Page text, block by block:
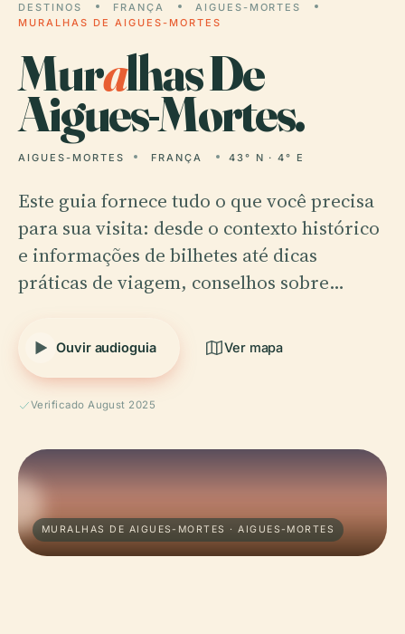
DESTINOS FRANÇA
AIGUES-MORTES
MURALHAS DE AIGUES-MORTES
Muralhas De
Aigues-Mortes.
AIGUES-MORTES FRANÇA 43° N · 4° E
Este guia fornece tudo o que você precisa
para sua visita: desde o contexto histórico
e informações de bilhetes até dicas
práticas de viagem, conselhos sobre…
Ouvir audioguia Ver mapa
Verificado August 2025
MURALHAS DE AIGUES-MORTES · AIGUES-MORTES